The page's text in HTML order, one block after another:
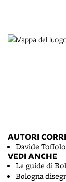
AUTORI
Davide Toffolo
VEDI ANCHE
Le guide di
Bologna